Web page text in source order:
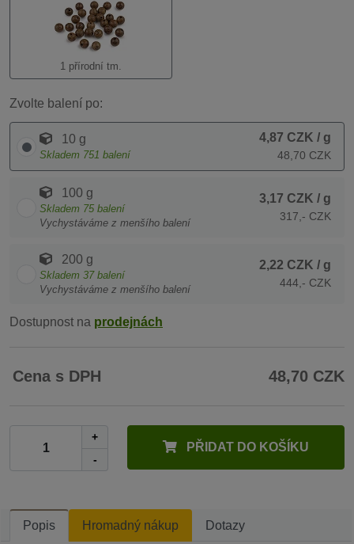
1 přírodní tm.
Zvolte balení po:
10 g
Skladem 751 balení
4,87 CZK / g
48,70 CZK
100 g
Skladem 75 balení
Vychystáváme z menšího balení
3,17 CZK / g
317,- CZK
200 g
Skladem 37 balení
Vychystáváme z menšího balení
2,22 CZK / g
444,- CZK
Dostupnost na prodejnách
Cena s DPH 48,70 CZK
+
-
PŘIDAT DO KOŠÍKU
Popis Hromadný nákup Dotazy